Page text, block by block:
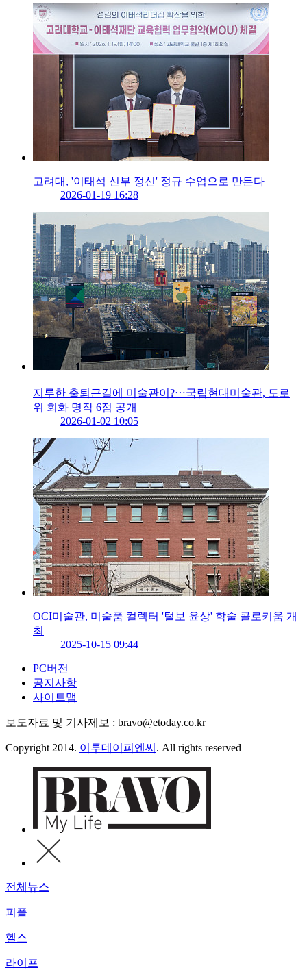
고려대, '이태석 신부 정신' 정규 수업으로 만든다
2026-01-19 16:28
지루한 출퇴근길에 미술관이?⋯국립현대미술관, 도로
위 회화 명작 6점 공개
2026-01-02 10:05
OCI미술관, 미술품 컬렉터 '털보 윤상' 학술 콜로키움 개
최
2025-10-15 09:44
PC버전
공지사항
사이트맵
보도자료 및 기사제보 : bravo@etoday.co.kr
Copyright 2014. 이투데이피엔씨 . All rights reserved
전체뉴스
피플
헬스
라이프